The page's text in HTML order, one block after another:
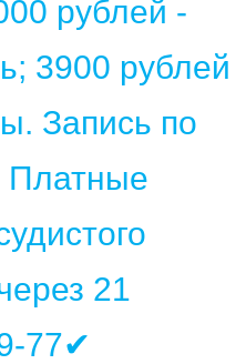
рублей -
3900 рублей
Запись по
21
77✔